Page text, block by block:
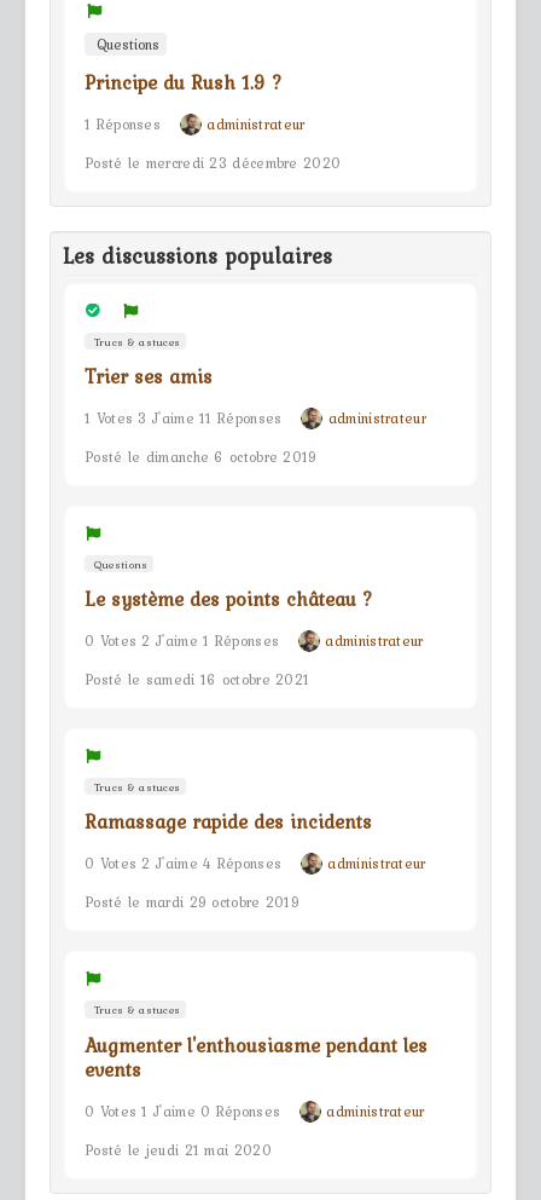
Questions
Principe du Rush 1.9 ?
1 Réponses
administrateur
Posté le mercredi 23 décembre 2020
Les discussions populaires
Trucs & astuces
Trier ses amis
1 Votes 3 J'aime 11 Réponses
administrateur
Posté le dimanche 6 octobre 2019
Questions
Le système des points château ?
0 Votes 2 J'aime 1 Réponses
administrateur
Posté le samedi 16 octobre 2021
Trucs & astuces
Ramassage rapide des incidents
0 Votes 2 J'aime 4 Réponses
administrateur
Posté le mardi 29 octobre 2019
Trucs & astuces
Augmenter l'enthousiasme pendant les
events
0 Votes 1 J'aime 0 Réponses
administrateur
Posté le jeudi 21 mai 2020